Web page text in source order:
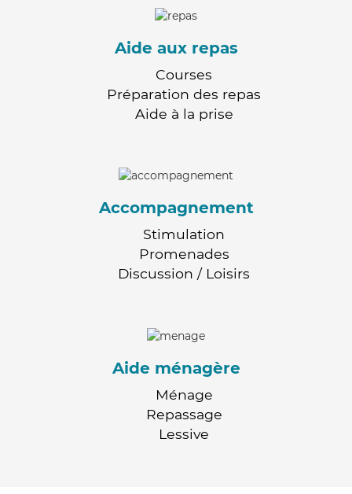
Aide aux repas
Courses
Préparation des repas
Aide à la prise
Accompagnement
Stimulation
Promenades
Discussion / Loisirs
Aide ménagère
Ménage
Repassage
Lessive